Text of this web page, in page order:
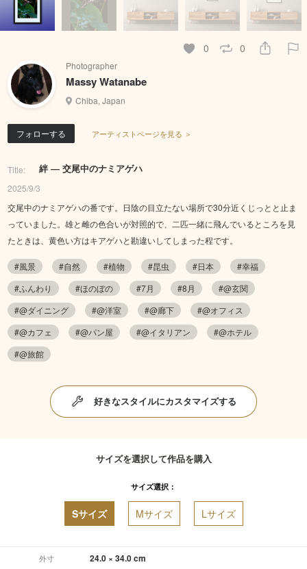
0 0
Photographer
Massy Watanabe
Chiba, Japan
フォローする アーティストページを見る ＞
Title: 絆 ― 交尾中のナミアゲハ
2025/9/3
交尾中のナミアゲハの番です。日陰の目立たない場所で30分近くじっとと止ま
っていました。雄と雌の色合いが対照的で、二匹一緒に飛んでいるところを見
たときは、黄色い方はキアゲハと勘違いしてしまった程です。
#風景 #自然 #植物 #昆虫 #日本
#幸福
#ふんわり
#ほのぼの #7月 #8月
#@玄関
#@ダイニング
#@洋室 #@廊下
#@オフィス
#@カフェ
#@パン屋 #@イタリアン
#@ホテル
#@旅館
好きなスタイルにカスタマイズする
サイズを選択して作品を購入
サイズ選択：
Sサイズ Mサイズ Lサイズ
外寸 24.0 × 34.0 cm